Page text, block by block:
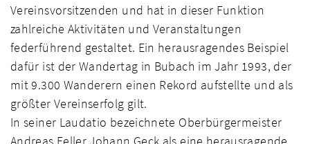
Vereinsvorsitzenden und hat in dieser Funktion
zahlreiche Aktivitäten und Veranstaltungen
federführend gestaltet. Ein herausragendes Beispiel
dafür ist der Wandertag in Bubach im Jahr 1993, der
mit 9.300 Wanderern einen Rekord aufstellte und als
größter Vereinserfolg gilt.
In seiner Laudatio bezeichnete Oberbürgermeister
Andreas Feller Johann Geck als eine herausragende